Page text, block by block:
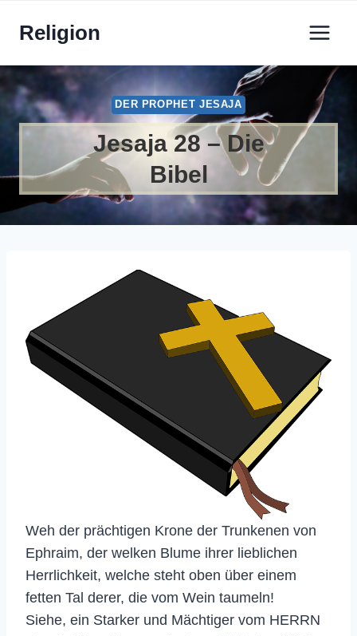
InhaltReligion
DER PROPHET JESAJA
Jesaja 28 – Die
Bibel
Weh der prächtigen Krone der Trunkenen von
Ephraim, der welken Blume ihrer lieblichen
Herrlichkeit, welche steht oben über einem
fetten Tal derer, die vom Wein taumeln!
Siehe, ein Starker und Mächtiger vom HERRN